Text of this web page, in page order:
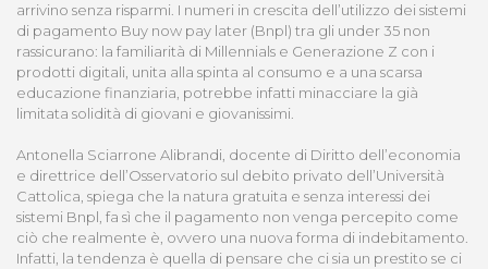
arrivino senza risparmi. I numeri in crescita dell’utilizzo dei sistemi
di pagamento Buy now pay later (Bnpl) tra gli under 35 non
rassicurano: la familiarità di Millennials e Generazione Z con i
prodotti digitali, unita alla spinta al consumo e a una scarsa
educazione finanziaria, potrebbe infatti minacciare la già
limitata solidità di giovani e giovanissimi.
Antonella Sciarrone Alibrandi, docente di Diritto dell’economia
e direttrice dell’Osservatorio sul debito privato dell’Università
Cattolica, spiega che la natura gratuita e senza interessi dei
sistemi Bnpl, fa sì che il pagamento non venga percepito come
ciò che realmente è, ovvero una nuova forma di indebitamento.
Infatti, la tendenza è quella di pensare che ci sia un prestito se ci